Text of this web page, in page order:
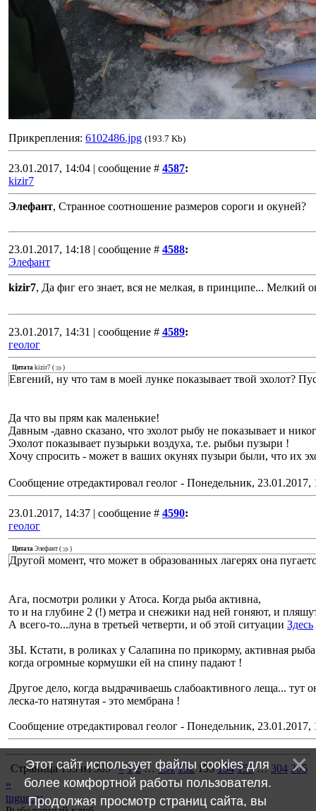
Прикрепления: 6102486.jpg (193.7 Kb)
23.01.2017, 14:04 | сообщение # 4587:
kizir7
Элефант, Странное соотношение размеров сороги и окуней?
23.01.2017, 14:18 | сообщение # 4588:
Элефант
kizir7, Да фиг его знает, вся не мелкая, в принципе... Мелкий
23.01.2017, 14:31 | сообщение # 4589:
геолог
Цитата kizir7 ( )
Евгений, ну что там в моей лунке показывает твой эхолот?
Да что вы прям как маленькие!
Давным -давно сказано, что эхолот рыбу не показывает и
Эхолот показывает пузырьки воздуха, т.е. рыбьи пузыри !
Хочу спросить - может в ваших окунях пузыри были, что их
Сообщение отредактировал геолог - Понедельник, 23.01.2017,
23.01.2017, 14:37 | сообщение # 4590:
геолог
Цитата Элефант ( )
Другой момент, что может в образованных лагерях она
Ага, посмотри ролики у Атоса. Когда рыба активна,
то и на глубине 2 (!) метра и снежики над ней гоняют, и
А всего-то...луна в третьей четверти, и об этой ситуации Здесь
ЗЫ. Кстати, в роликах у Салапина по прикорму, активная
когда огромные кормушки ей на спину падают !
Другое дело, когда выдрачиваешь слабоактивного леща... тут
леска-то натянутая - это мембрана !
Сообщение отредактировал геолог - Понедельник, 23.01.2017,
Страница153из305 « 1 2 … 151 152 153 154 155 … 304 305
»
tugun.ru
Этот сайт использует файлы cookies для
более комфортной работы пользователя.
Продолжая просмотр страниц сайта, вы